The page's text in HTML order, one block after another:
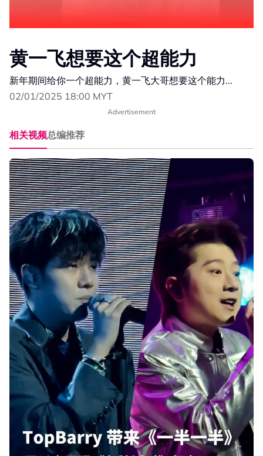
黄一飞想要这个超能力
新年期间给你一个超能力，黄一飞大哥想要这个能力...
02/01/2025 18:00 MYT
Advertisement
相关视频总编推荐